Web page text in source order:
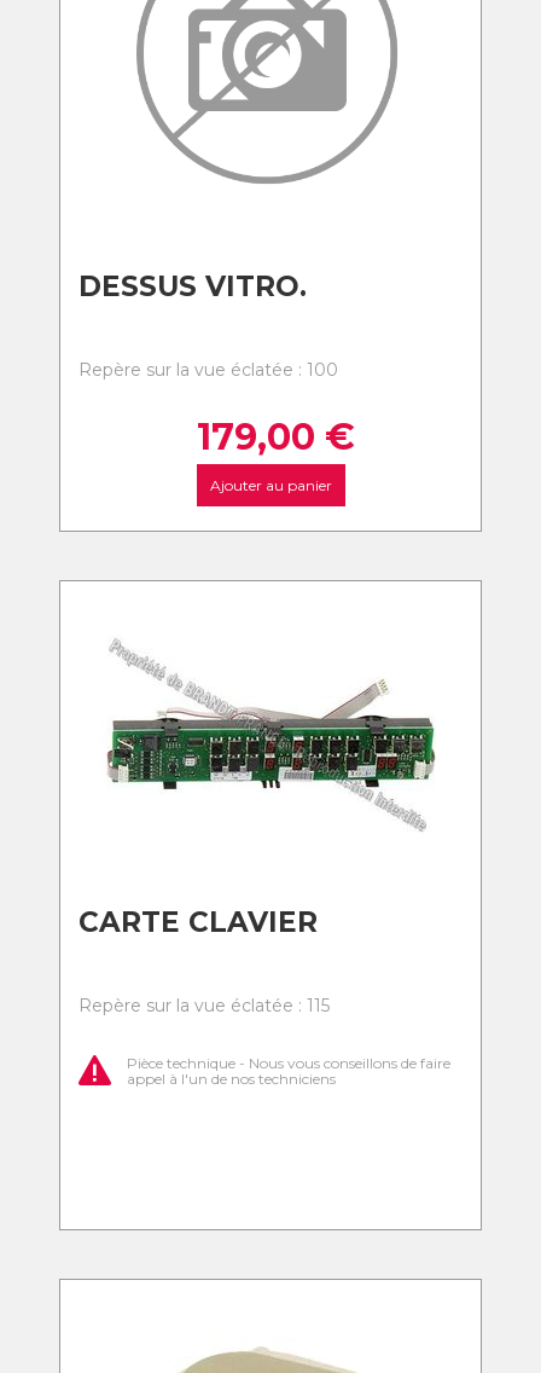
DESSUS VITRO.
Repère sur la vue éclatée : 100
179,00 €
Ajouter au panier
CARTE CLAVIER
Repère sur la vue éclatée : 115
Pièce technique - Nous vous conseillons de faire
appel à l'un de nos techniciens